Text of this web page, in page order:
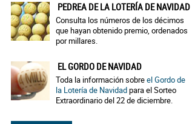
PEDREA DE LA LOTERÍA DE NAVIDAD
Consulta los números de los décimos
que hayan obtenido premio, ordenados
por millares.
EL GORDO DE NAVIDAD
Toda la información sobreel Gordo de
la Lotería de Navidadpara el Sorteo
Extraordinario del 22 de diciembre.